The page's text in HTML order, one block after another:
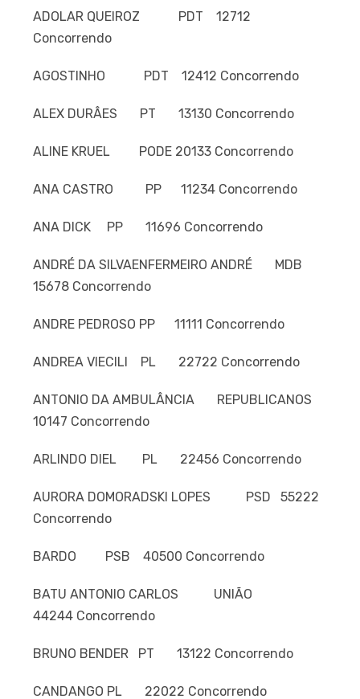
ADOLAR QUEIROZ PDT 12712
Concorrendo
AGOSTINHO PDT 12412 Concorrendo
ALEX DURÂES PT 13130 Concorrendo
ALINE KRUEL PODE 20133 Concorrendo
ANA CASTRO PP 11234 Concorrendo
ANA DICK PP 11696 Concorrendo
ANDRÉ DA SILVAENFERMEIRO ANDRÉ MDB
15678 Concorrendo
ANDRE PEDROSO PP 11111 Concorrendo
ANDREA VIECILI PL 22722 Concorrendo
ANTONIO DA AMBULÂNCIA REPUBLICANOS
10147 Concorrendo
ARLINDO DIEL PL 22456 Concorrendo
AURORA DOMORADSKI LOPES PSD 55222
Concorrendo
BARDO PSB 40500 Concorrendo
BATU ANTONIO CARLOS UNIÃO
44244 Concorrendo
BRUNO BENDER PT 13122 Concorrendo
CANDANGO PL 22022 Concorrendo